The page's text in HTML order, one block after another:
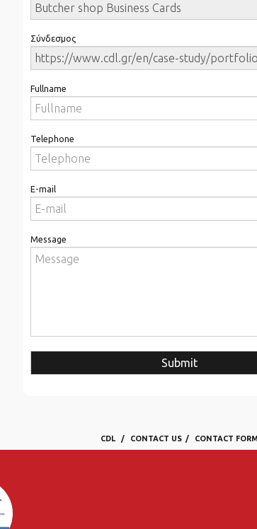
Σύνδεσμος
Fullname
Telephone
E-mail
Message
Submit
CDL CONTACT US CONTACT FORM